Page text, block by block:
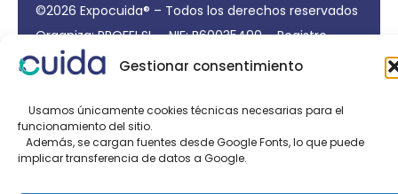
Gestionar consentimiento
Usamos únicamente cookies técnicas necesarias para el
funcionamiento del sitio.
Además, se cargan fuentes desde Google Fonts, lo que puede
implicar transferencia de datos a Google.
©2026 Expocuida® – Todos los derechos reservados
Organiza: PROFEI SL – NIF: B60035490 – Registro
Mercantil: folio 22, tomo 22.184 hoja nºB-32669
/Aviso legal
Organizado por: